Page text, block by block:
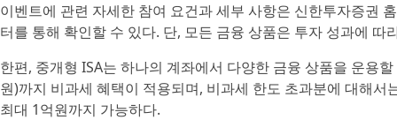
이벤트에 관련 자세한 참여 요건과 세부 사항은 신한투자증권
터를 통해 확인할 수 있다. 단, 모든 금융 상품은 투자 성과에
한편, 중개형 ISA는 하나의 계좌에서 다양한 금융 상품을 운용
원)까지 비과세 혜택이 적용되며, 비과세 한도 초과분에 대해
최대 1억원까지 가능하다.